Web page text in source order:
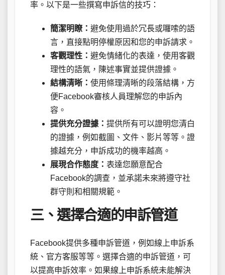
率。以下是一些撰寫申訴信的技巧：
簡潔明瞭： 避免使用過於冗長或囉嗦的語
言，直接點明停權原因和您的申訴請求。
客觀理性： 避免情緒化的表達，使用客觀
理性的語氣，陳述事實並提供證據。
結構清晰： 使用條理清晰的段落結構，方
便Facebook審核人員理解您的申訴內
容。
提供充分證據： 提供所有可以證明您清白
的證據，例如截圖、文件、影片等等。證
據越充分，申訴成功的機率越高。
展現合作態度： 表達您願意配合
Facebook的調查，並承諾未來將遵守社
群守則和相關規範。
三、選擇合適的申訴管道
Facebook提供多種申訴管道，例如線上申訴系
統、官方客服等等。選擇合適的申訴管道，可
以提高申訴效率。如果線上申訴系統未能解決